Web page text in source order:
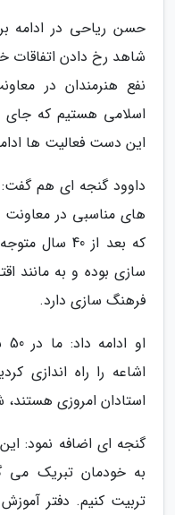
حسن ریاحی در ادامه
شاهد رخ دادن اتفاقات
نفع هنرمندان در
اسلامی هستیم که جای
این دست فعالیت ها
داوود گنجه ای هم گفت:
های مناسبی در
که بعد از 40
سازی بوده و به مانند
فرهنگ سازی دارد.
اشاعه را راه اندازی
استادان امروزی
گنجه ای اضافه نمود:
به خودمان تبریک می
تربیت کنیم. دفتر